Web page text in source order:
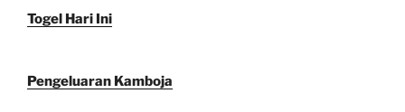
Togel Hari Ini
Pengeluaran Kamboja